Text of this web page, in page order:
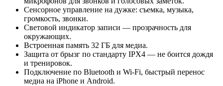
Сенсорное управление на дужке: съемка, музыка,
громкость, звонки.
Световой индикатор записи — прозрачность для
окружающих.
Встроенная память 32 ГБ для медиа.
Защита от брызг по стандарту IPX4 — не боится дождя
и тренировок.
Подключение по Bluetooth и Wi‑Fi, быстрый перенос
медиа на iPhone и Android.